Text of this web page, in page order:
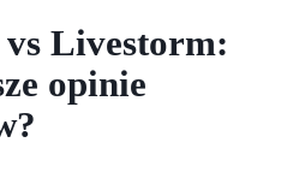
Livestorm:
opinie